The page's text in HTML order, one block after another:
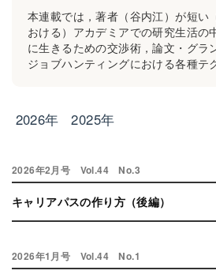
本連載では，著者（谷内江）が短い
おける）アカデミアでの研究生活の
に生きるための交渉術，論文・グラ
ジョブハンティングにおける各種テ
2026年 2025年
2026年2月号 Vol.44 No.3
キャリアパスの作り方（後編）
2026年1月号 Vol.44 No.1